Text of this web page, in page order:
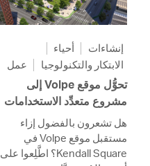
إنشاءات
أحياء
الابتكار والتكنولوجيا
عمل
تحوُّل موقع Volpe إلى
مشروع متعدِّد الاستخدامات
هل تشعرون بالفضول إزاء
مستقبل موقع Volpe في
Kendall Square؟ اطَّلِعوا على